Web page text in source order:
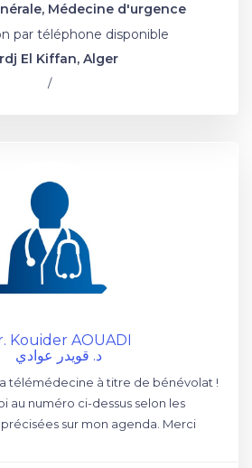
Médecine d'urgence
par téléphone disponible
El Kiffan, Alger
/
Kouider AOUADI
د. قويدر عوادي
télémédecine à titre de bénévolat !
au numéro ci-dessus selon les
sur mon agenda. Merci